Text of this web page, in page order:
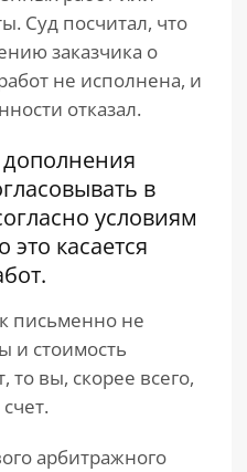
Суд посчитал, что
заказчика о
не исполнена, и
отказал.
в
условиям
касается
письменно не
и стоимость
вы, скорее всего,
арбитражного